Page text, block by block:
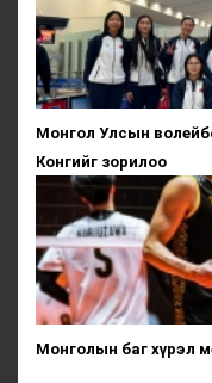
Монгол Улсын
Конгийг зорилоо
Монголын баг хүрэл